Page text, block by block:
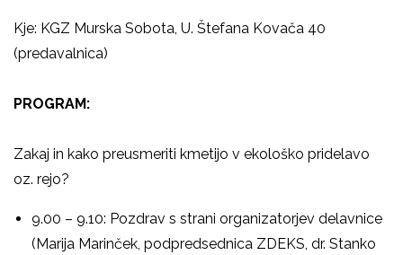
Kje: KGZ Murska Sobota, U. Štefana Kovača 40
(predavalnica)
PROGRAM:
Zakaj in kako preusmeriti kmetijo v ekološko pridelavo
oz. rejo?
9.00 – 9.10: Pozdrav s strani organizatorjev delavnice
(Marija Marinček, podpredsednica ZDEKS, dr. Stanko